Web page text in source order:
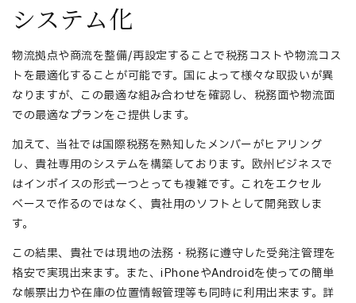
システム化
物流拠点や商流を整備/再設定することで税務コストや物流コス
トを最適化することが可能です。国によって様々な取扱いが異
なりますが、この最適な組み合わせを確認し、税務面や物流面
での最適なプランをご提供します。
加えて、当社では国際税務を熟知したメンバーがヒアリング
し、貴社専用のシステムを構築しております。欧州ビジネスで
はインボイスの形式一つとっても複雑です。これをエクセル
ベースで作るのではなく、貴社用のソフトとして開発致しま
す。
この結果、貴社では現地の法務・税務に遵守した受発注管理を
格安で実現出来ます。また、iPhoneやAndroidを使っての簡単
な帳票出力や在庫の位置情報管理等も同時に利用出来ます。詳